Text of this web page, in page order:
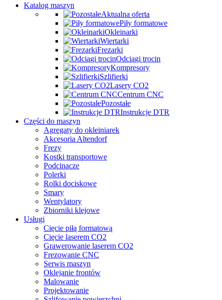
Katalog maszyn
Aktualna oferta
Piły formatowe
Okleinarki
Wiertarki
Frezarki
Odciągi trocin
Kompresory
Szlifierki
Lasery CO2
Centrum CNC
Pozostałe
Instrukcje DTR
Części do maszyn
Agregaty do okleiniarek
Akcesoria Altendorf
Frezy
Kostki transportowe
Podcinacze
Polerki
Rolki dociskowe
Smary
Wentylatory
Zbiorniki klejowe
Usługi
Cięcie piłą formatową
Cięcie laserem CO2
Grawerowanie laserem CO2
Frezowanie CNC
Serwis maszyn
Oklejanie frontów
Malowanie
Projektowanie